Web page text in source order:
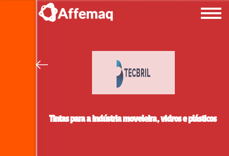
Tintas para a indústria moveleira, vidros e plásticos